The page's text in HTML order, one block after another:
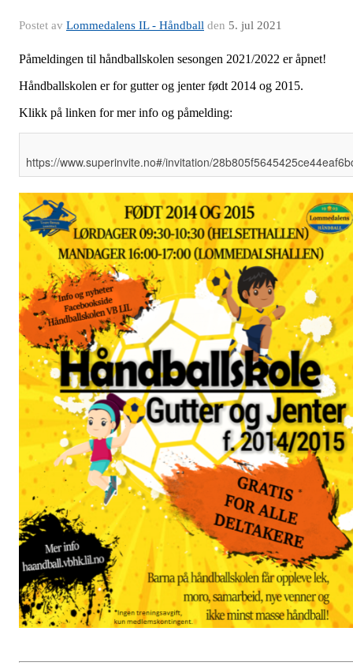
Postet av Lommedalens IL - Håndball den 5. jul 2021
Påmeldingen til håndballskolen sesongen 2021/2022 er åpnet!
Håndballskolen er for gutter og jenter født 2014 og 2015.
Klikk på linken for mer info og påmelding:
https://www.superinvite.no#/invitation/